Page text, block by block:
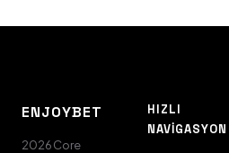
ENJOYBET
2026 Core
HIZLI
NAVIGASYON